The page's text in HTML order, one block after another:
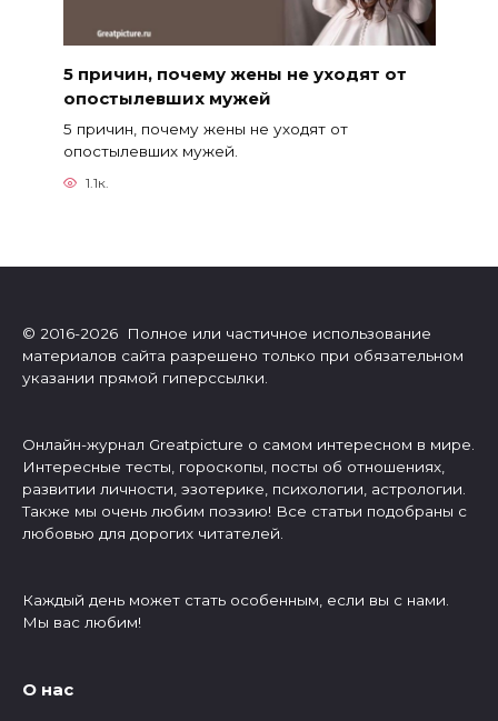
5 причин, почему жены не уходят от
опостылевших мужей
5 причин, почему жены не уходят от
опостылевших мужей.
1.1к.
© 2016-2026 Полное или частичное использование
материалов сайта разрешено только при обязательном
указании прямой гиперссылки.
Онлайн-журнал Greatpicture о самом интересном в мире.
Интересные тесты, гороскопы, посты об отношениях,
развитии личности, эзотерике, психологии, астрологии.
Также мы очень любим поэзию! Все статьи подобраны с
любовью для дорогих читателей.
Каждый день может стать особенным, если вы с нами.
Мы вас любим!
О нас